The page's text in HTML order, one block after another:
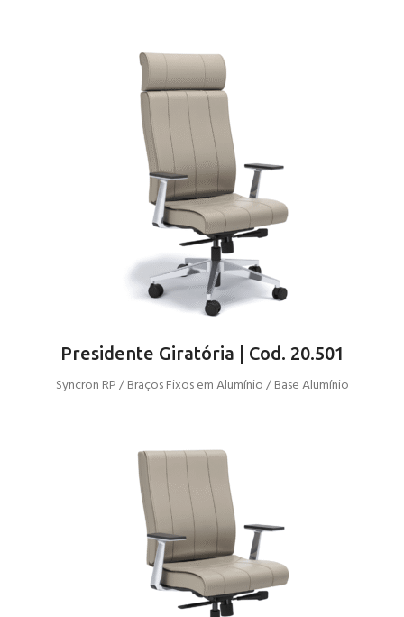
Presidente Giratória | Cod. 20.501
Syncron RP / Braços Fixos em Alumínio / Base Alumínio